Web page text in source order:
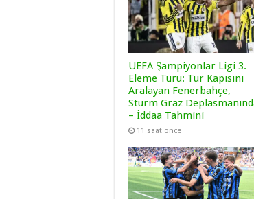
UEFA Şampiyonlar Ligi 3.
Eleme Turu: Tur Kapısını
Aralayan Fenerbahçe,
Sturm Graz
– İddaa Tahmini
11 saat önce